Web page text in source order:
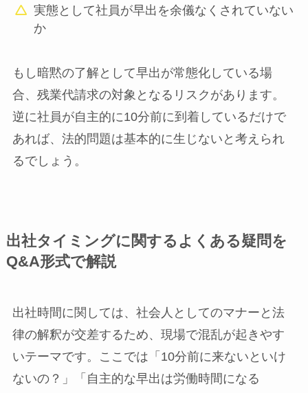
実態として社員が早出を余儀なくされていない
か
もし暗黙の了解として早出が常態化している場
合、残業代請求の対象となるリスクがあります。
逆に社員が自主的に10分前に到着しているだけで
あれば、法的問題は基本的に生じないと考えられ
るでしょう。
出社タイミングに関するよくある疑問を
Q&A形式で解説
出社時間に関しては、社会人としてのマナーと法
律の解釈が交差するため、現場で混乱が起きやす
いテーマです。ここでは「10分前に来ないといけ
ないの？」「自主的な早出は労働時間になる